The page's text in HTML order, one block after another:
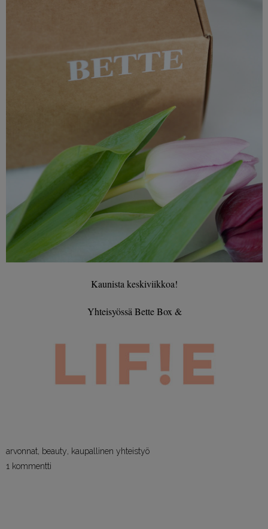
Kaunista keskiviikkoa!
Yhteisyössä Bette Box &
arvonnat beauty
kaupallinen yhteistyö
1 kommentti